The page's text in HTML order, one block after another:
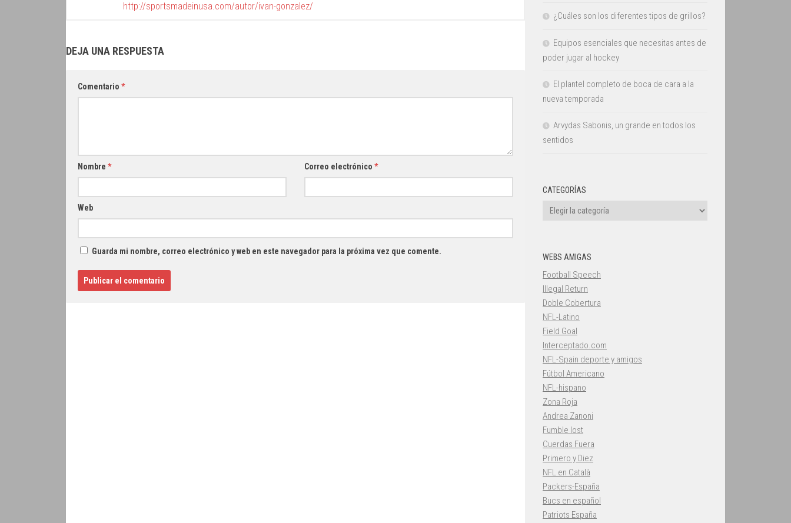
http://sportsmadeinusa.com/autor/ivan-gonzalez/
DEJA UNA RESPUESTA
Comentario *
Nombre * Correo electrónico *
Web
Guarda mi nombre, correo electrónico y web en este navegador para la próxima vez que comente.
¿Cuáles son los diferentes tipos de grillos?
Equipos esenciales que necesitas antes de
poder jugar al hockey
El plantel completo de boca de cara a la
nueva temporada
Arvydas Sabonis, un grande en todos los
sentidos
CATEGORÍAS
Categorías
WEBS AMIGAS
Football Speech
Illegal Return
Doble Cobertura
NFL-Latino
Field Goal
Interceptado.com
NFL-Spain deporte y amigos
Fútbol Americano
NFL-hispano
Zona Roja
Andrea Zanoni
Fumble lost
Cuerdas Fuera
Primero y Diez
NFL en Català
Packers-España
Bucs en español
Patriots España